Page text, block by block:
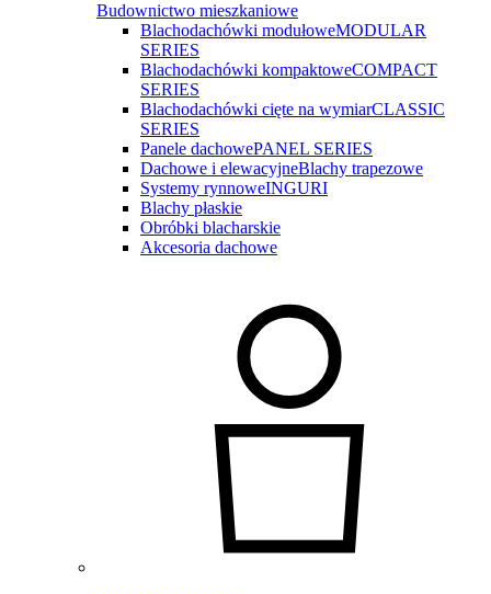
Budownictwo mieszkaniowe
Blachodachówki modułoweMODULAR
SERIES
Blachodachówki kompaktoweCOMPACT
SERIES
Blachodachówki cięte na wymiarCLASSIC
SERIES
Panele dachowePANEL SERIES
Dachowe i elewacyjneBlachy trapezowe
Systemy rynnoweINGURI
Blachy płaskie
Obróbki blacharskie
Akcesoria dachowe